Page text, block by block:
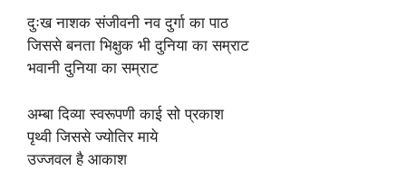
दुःख नाशक संजीवनी नव दुर्गा का पाठ
जिससे बनता भिक्षुक भी दुनिया का सम्राट
भवानी दुनिया का सम्राट
अम्बा दिव्या स्वरूपणी काई सो प्रकाश
पृथ्वी जिससे ज्योतिर माये
उज्जवल है आकाश